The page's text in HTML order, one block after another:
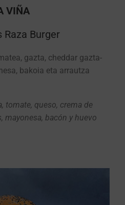
VIÑA
Raza Burger
gazta, cheddar gazta-
bakoia eta arrautza
tomate, queso, crema de
mayonesa, bacón y huevo